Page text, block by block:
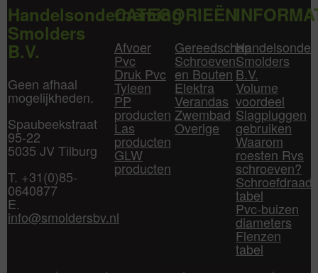
Handelsonderneming
Smolders
B.V.
Geen afhaal
mogelijkheden.
Spaubeekstraat
95-22
5035 JV Tilburg
T. +31(0)85-
0640877
E.
info@smoldersbv.nl
CATEGORIEËN
Afvoer
Pvc
Druk Pvc
Tyleen
PP
producten
Las
producten
GLW
producten
Gereedschap
Schroeven
en Bouten
Elektra
Verandas
Zwembad
Overige
Smolders
B.V.
Volume
voordeel
Slagpluggen
gebruiken
Waarom
roesten Rvs
schroeven?
Schroefdraad
tabel
Pvc-buizen
diameters
Flenzen
tabel